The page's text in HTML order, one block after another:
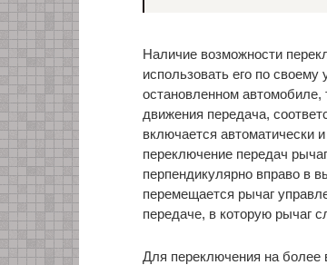
Наличие возможности
использовать его по
остановленном
движения передача,
включается автоматически
переключение передач
перпендикулярно вправо в
перемещается рычаг
передаче, в которую рычаг
Для переключения на более